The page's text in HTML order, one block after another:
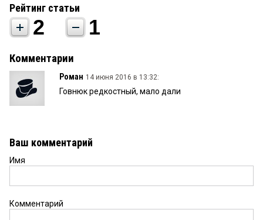
Рейтинг статьи
2 1
Комментарии
Роман 14 июня 2016 в 13:32:
Говнюк редкостный, мало дали
Ваш комментарий
Имя
Комментарий